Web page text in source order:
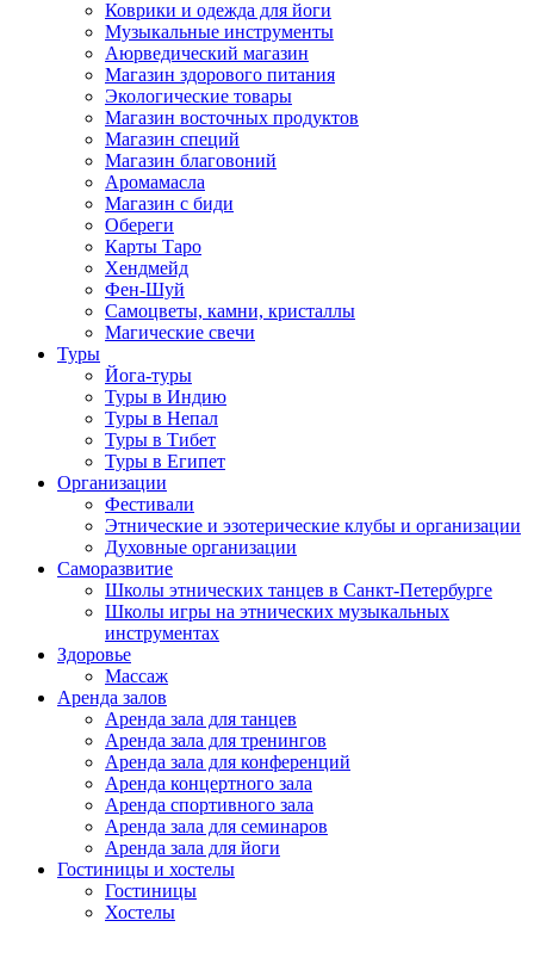
Коврики и одежда для йоги
Музыкальные инструменты
Аюрведический магазин
Магазин здорового питания
Экологические товары
Магазин восточных продуктов
Магазин специй
Магазин благовоний
Аромамасла
Магазин с биди
Обереги
Карты Таро
Хендмейд
Фен-Шуй
Самоцветы, камни, кристаллы
Магические свечи
Туры
Йога-туры
Туры в Индию
Туры в Непал
Туры в Тибет
Туры в Египет
Организации
Фестивали
Этнические и эзотерические клубы и организации
Духовные организации
Саморазвитие
Школы этнических танцев в Санкт-Петербурге
Школы игры на этнических музыкальных
инструментах
Здоровье
Массаж
Аренда залов
Аренда зала для танцев
Аренда зала для тренингов
Аренда зала для конференций
Аренда концертного зала
Аренда спортивного зала
Аренда зала для семинаров
Аренда зала для йоги
Гостиницы и хостелы
Гостиницы
Хостелы